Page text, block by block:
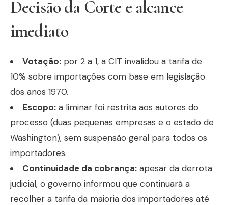
Decisão da Corte e alcance
imediato
Votação: por 2 a 1, a CIT invalidou a tarifa de
10% sobre importações com base em legislação
dos anos 1970.
Escopo: a liminar foi restrita aos autores do
processo (duas pequenas empresas e o estado de
Washington), sem suspensão geral para todos os
importadores.
Continuidade da cobrança: apesar da derrota
judicial, o governo informou que continuará a
recolher a tarifa da maioria dos importadores até